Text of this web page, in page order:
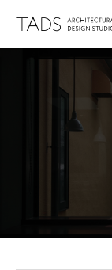
MESSAGE